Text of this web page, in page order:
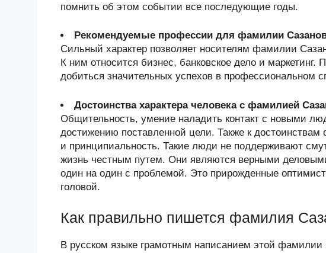
помнить об этом событии все последующие годы.
Рекомендуемые профессии для фамилии
Сильный характер позволяет носителям фамилии
К ним относится бизнес, банковское дело и
добиться значительных успехов в профессиональном
Достоинства характера человека с фамилией
Общительность, умение наладить контакт с новыми
достижению поставленной цели. Также к
и принципиальность. Такие люди не поддерживают
жизнь честным путем. Они являются верными
один на один с проблемой. Это прирожденные
головой.
Как правильно пишется фамилия
В русском языке грамотным написанием этой